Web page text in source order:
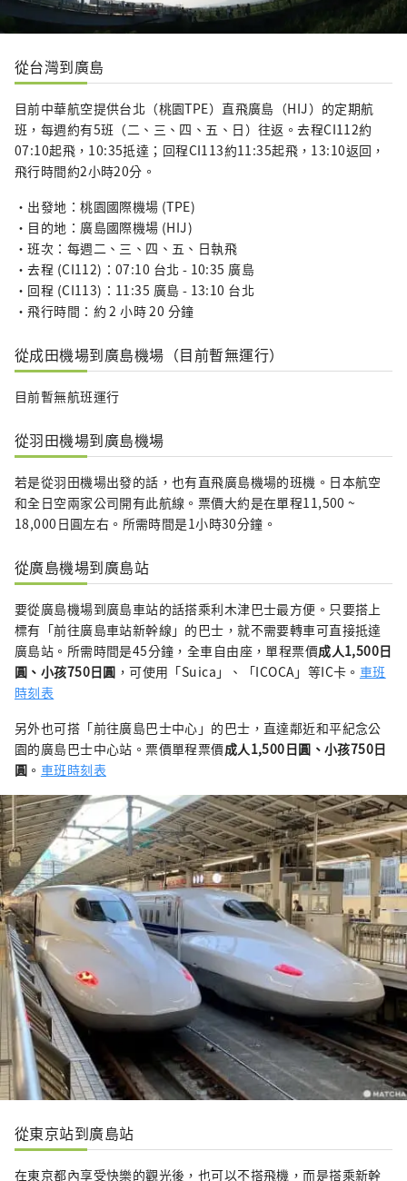
從台灣到廣島
目前中華航空提供台北（桃園TPE）直飛廣島（HIJ）的定期航
班，每週約有5班（二、三、四、五、日）往返。去程CI112約
07:10起飛，10:35抵達；回程CI113約11:35起飛，13:10返回，
飛行時間約2小時20分。
・出發地：桃園國際機場 (TPE)
・目的地：廣島國際機場 (HIJ)
・班次：每週二、三、四、五、日執飛
・去程 (CI112)：07:10 台北 - 10:35 廣島
・回程 (CI113)：11:35 廣島 - 13:10 台北
・飛行時間：約 2 小時 20 分鐘
從成田機場到廣島機場（目前暫無運行）
目前暫無航班運行
從羽田機場到廣島機場
若是從羽田機場出發的話，也有直飛廣島機場的班機。日本航空
和全日空兩家公司開有此航線。票價大約是在單程11,500 ~
18,000日圓左右。所需時間是1小時30分鐘。
從廣島機場到廣島站
要從廣島機場到廣島車站的話搭乘利木津巴士最方便。只要搭上
標有「前往廣島車站新幹線」的巴士，就不需要轉車可直接抵達
廣島站。所需時間是45分鐘，全車自由座，單程票價成人1,500日
圓、小孩750日圓 ，可使用「Suica」、「ICOCA」等IC卡。 車班
時刻表
另外也可搭「前往廣島巴士中心」的巴士，直達鄰近和平紀念公
園的廣島巴士中心站。票價單程票價成人1,500日圓、小孩750日
圓 。 車班時刻表
從東京站到廣島站
在東京都內享受快樂的觀光後，也可以不搭飛機，而是搭乘新幹